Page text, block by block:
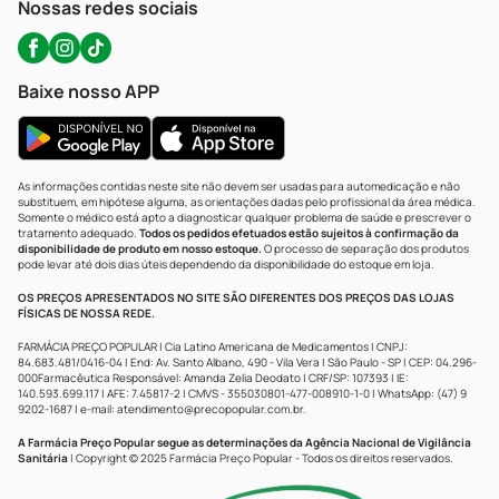
Nossas redes sociais
Baixe nosso APP
As informações contidas neste site não devem ser usadas para automedicação e não
substituem, em hipótese alguma, as orientações dadas pelo profissional da área médica.
Somente o médico está apto a diagnosticar qualquer problema de saúde e prescrever o
tratamento adequado. Todos os pedidos efetuados estão sujeitos à confirmação da
disponibilidade de produto em nosso estoque.O processo de separação dos produtos
pode levar até dois dias úteis dependendo da disponibilidade do estoque em loja.
OS PREÇOS APRESENTADOS NO SITE SÃO DIFERENTES DOS PREÇOS DAS LOJAS
FÍSICAS DE NOSSA REDE.
FARMÁCIA PREÇO POPULAR | Cia Latino Americana de Medicamentos | CNPJ:
84.683.481/0416-04 | End: Av. Santo Albano, 490 - Vila Vera | São Paulo - SP | CEP: 04.296-
000Farmacêutica Responsável: Amanda Zelia Deodato | CRF/SP: 107393 | IE:
140.593.699.117 | AFE: 7.45817-2 | CMVS - 355030801-477-008910-1-0 | WhatsApp: (47) 9
9202-1687 | e-mail: atendimento@precopopular.com.br.
A Farmácia Preço Popular segue as determinações da Agência Nacional de Vigilância
Sanitária | Copyright © 2025 Farmácia Preço Popular - Todos os direitos reservados.